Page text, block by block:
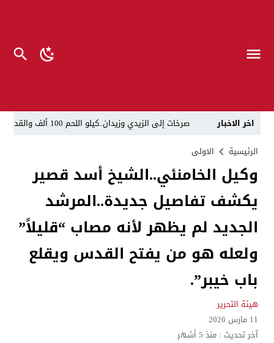
اخر الاخبار
صرخات إلى الزيدي وزيدان..كيلو اللحم 100 ألف والقداحة 5 آلاف في سجون العراق.. تظاهرة العوائل وسط بغداد
“لحين تسمية وزرائها”..الزيدي يوجه وكلاء الوزارات
مسيّرات إيرانية تستهدف مقرات حزب معارض كردي قرب
القضاء يطيح بموظفين ومعقبين في بلدية الناصرية
ذي قار.. انطلاق عملية لاعتقال أكثر من 20 شخصاً في البلدية والتسجيل العقاري
الرئيسية الاولى
وكيل الخامنئي..الشيخ أسد قصير
يكشف تفاصيل جديدة..المرشد
الجديد لم يظهر لأنه مصاب “قليلاً”
ولعله هو من يفتح القدس ويقلع
باب خيبر”.
هيئة التحرير
11 مارس 2026
آخر تحديث :منذ 5 أشهر